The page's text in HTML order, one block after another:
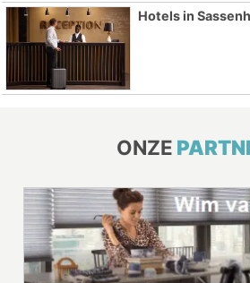
Hotels in
ONZE